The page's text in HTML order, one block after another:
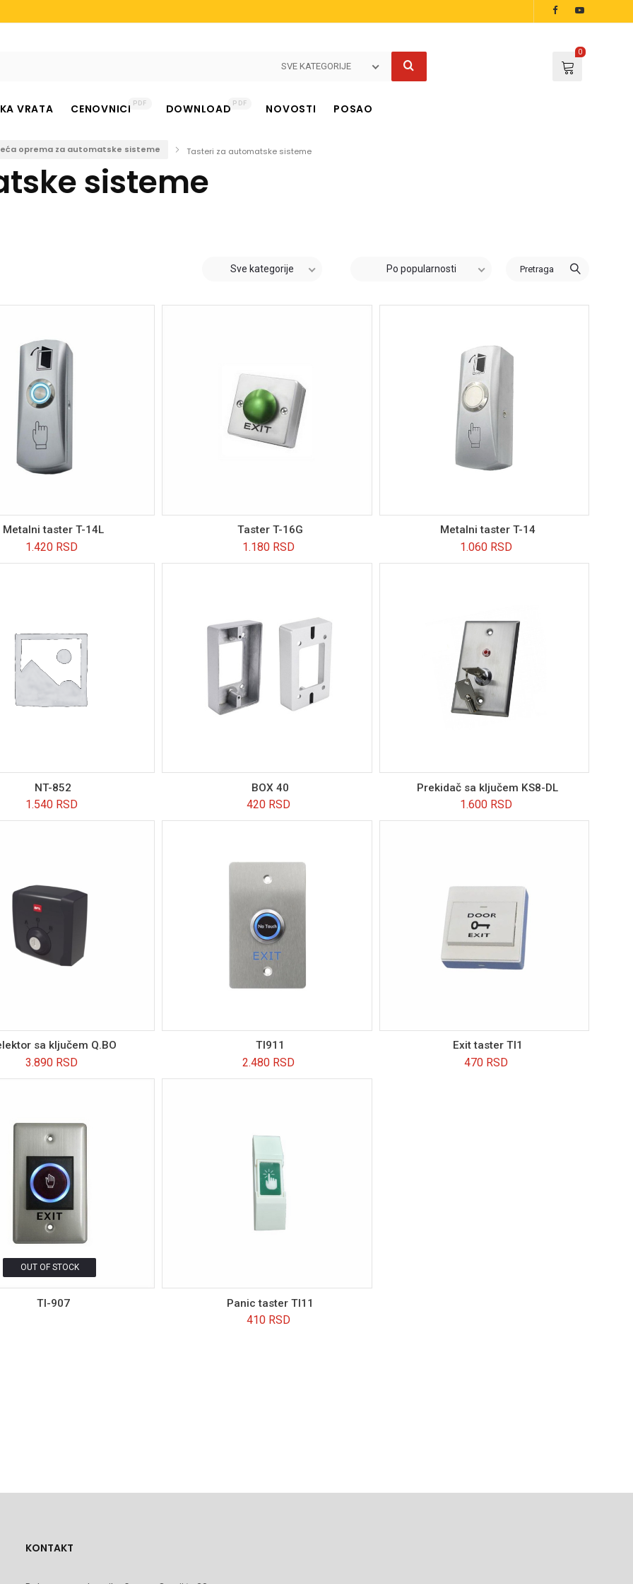
SVE KATEGORIJE
0
VRATA CENOVNICI PDF DOWNLOAD PDF NOVOSTI POSAO
oprema za automatske sisteme Tasteri za automatske sisteme
sisteme
Sve kategorije Po popularnosti Pretraga
Metalni taster T-14L
1.420 RSD
Taster T-16G
1.180 RSD
Metalni taster T-14
1.060 RSD
NT-852
1.540 RSD
BOX 40
420 RSD
Prekidač sa ključem KS8-DL
1.600 RSD
sa ključem Q.BO
3.890 RSD
TI911
2.480 RSD
Exit taster TI1
470 RSD
OUT OF STOCK
TI-907 Panic taster TI11
410 RSD
KONTAKT